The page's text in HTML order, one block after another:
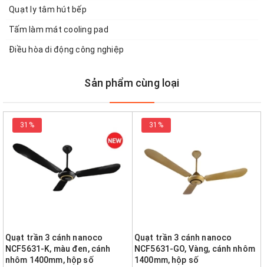
Quạt ly tâm hút bếp
Tấm làm mát cooling pad
Điều hòa di động công nghiệp
Sản phẩm cùng loại
31%
Quạt trần 3 cánh nanoco
NCF5631-K, màu đen, cánh
nhôm 1400mm, hộp số
31%
Quạt trần 3 cánh nanoco
NCF5631-GO, Vàng, cánh nhôm
1400mm, hộp số